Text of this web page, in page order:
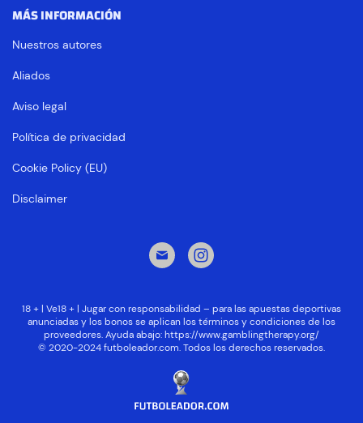
MÁS INFORMACIÓN
Nuestros autores
Aliados
Aviso legal
Política de privacidad
Cookie Policy (EU)
Disclaimer
18 + | Ve18 + | Jugar con responsabilidad – para las apuestas deportivas
anunciadas y los bonos se aplican los términos y condiciones de los
proveedores. Ayuda abajo:https://www.gamblingtherapy.org/
© 2020-2024 futboleador.com. Todos los derechos reservados.